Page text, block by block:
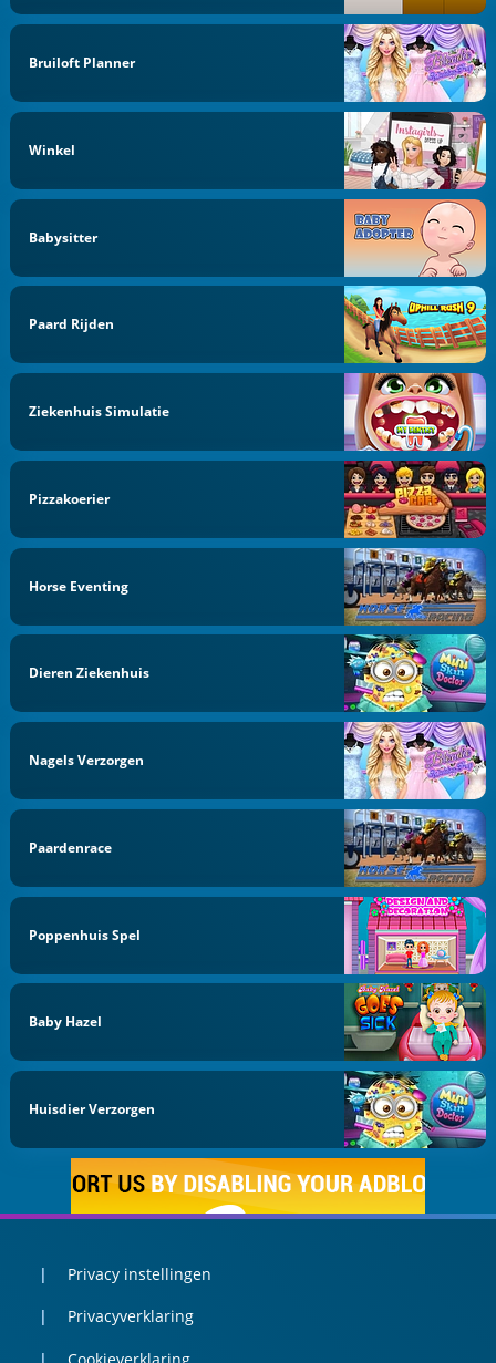
Bruiloft Planner
Winkel
Babysitter
Paard Rijden
Ziekenhuis Simulatie
Pizzakoerier
Horse Eventing
Dieren Ziekenhuis
Nagels Verzorgen
Paardenrace
Poppenhuis Spel
Baby Hazel
Huisdier Verzorgen
Privacy instellingen
Privacyverklaring
Cookieverklaring